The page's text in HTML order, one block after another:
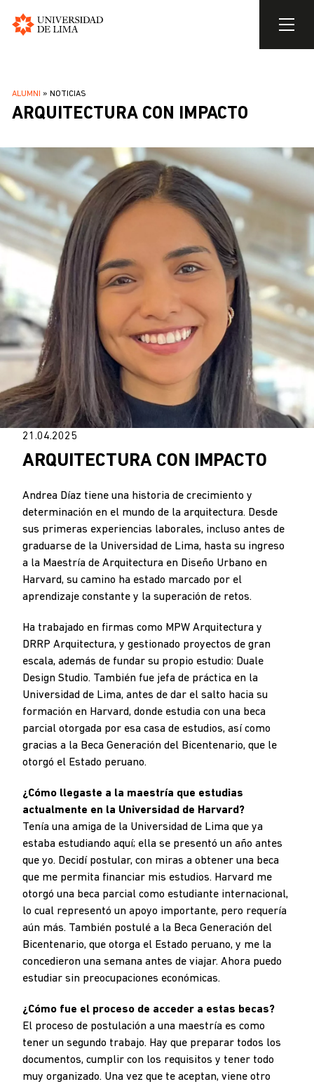
contenido
principal
SOBRESCRIBIR
ENLACES
AYUDA
A
LA
NAVEGACIÓN
ALUMNI NOTICIAS
ARQUITECTURA CON IMPACTO
21.04.2025
ARQUITECTURA CON IMPACTO
Andrea Díaz tiene una historia de crecimiento y
determinación en el mundo de la arquitectura. Desde
sus primeras experiencias laborales, incluso antes de
graduarse de la Universidad de Lima, hasta su ingreso
a la Maestría de Arquitectura en Diseño Urbano en
Harvard, su camino ha estado marcado por el
aprendizaje constante y la superación de retos.
Ha trabajado en firmas como MPW Arquitectura y
DRRP Arquitectura, y gestionado proyectos de gran
escala, además de fundar su propio estudio: Duale
Design Studio. También fue jefa de práctica en la
Universidad de Lima, antes de dar el salto hacia su
formación en Harvard, donde estudia con una beca
parcial otorgada por esa casa de estudios, así como
gracias a la Beca Generación del Bicentenario, que le
otorgó el Estado peruano.
¿Cómo llegaste a la maestría que estudias
actualmente en la Universidad de Harvard?
Tenía una amiga de la Universidad de Lima que ya
estaba estudiando aquí; ella se presentó un año antes
que yo. Decidí postular, con miras a obtener una beca
que me permita financiar mis estudios. Harvard me
otorgó una beca parcial como estudiante internacional,
lo cual representó un apoyo importante, pero requería
aún más. También postulé a la Beca Generación del
Bicentenario, que otorga el Estado peruano, y me la
concedieron una semana antes de viajar. Ahora puedo
estudiar sin preocupaciones económicas.
¿Cómo fue el proceso de acceder a estas becas?
El proceso de postulación a una maestría es como
tener un segundo trabajo. Hay que preparar todos los
documentos, cumplir con los requisitos y tener todo
muy organizado. Una vez que te aceptan, viene otro